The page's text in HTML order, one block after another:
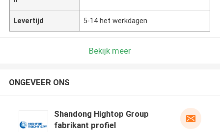
Levertijd 5-14 het werkdagen
Bekijk meer
ONGEVEER ONS
Shandong Hightop Group
fabrikant profiel